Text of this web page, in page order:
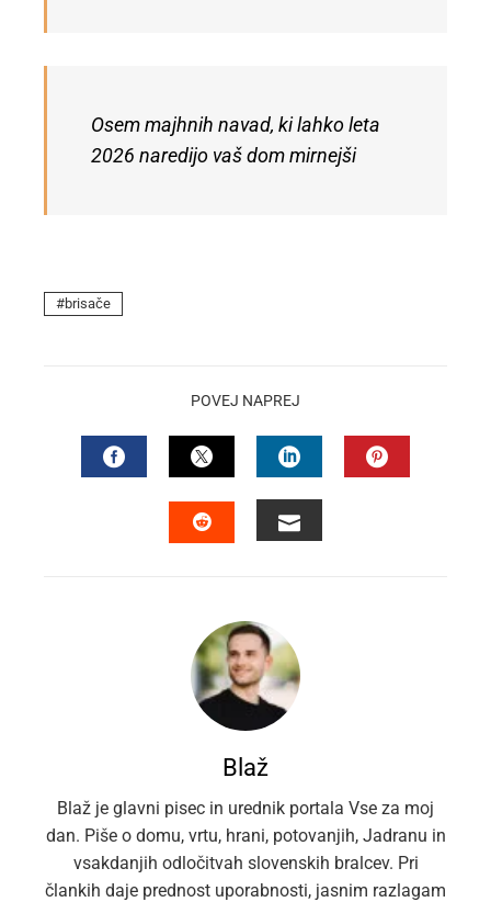
Osem majhnih navad, ki lahko leta
2026 naredijo vaš dom mirnejši
brisače
POVEJ NAPREJ
FACEBOOKTWITTERLINKEDIN
Blaž
Blaž je glavni pisec in urednik portala Vse za moj
dan. Piše o domu, vrtu, hrani, potovanjih, Jadranu in
vsakdanjih odločitvah slovenskih bralcev. Pri
člankih daje prednost uporabnosti, jasnim razlagam